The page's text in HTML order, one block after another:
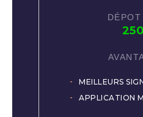
MEILLEURS
APPLICATION